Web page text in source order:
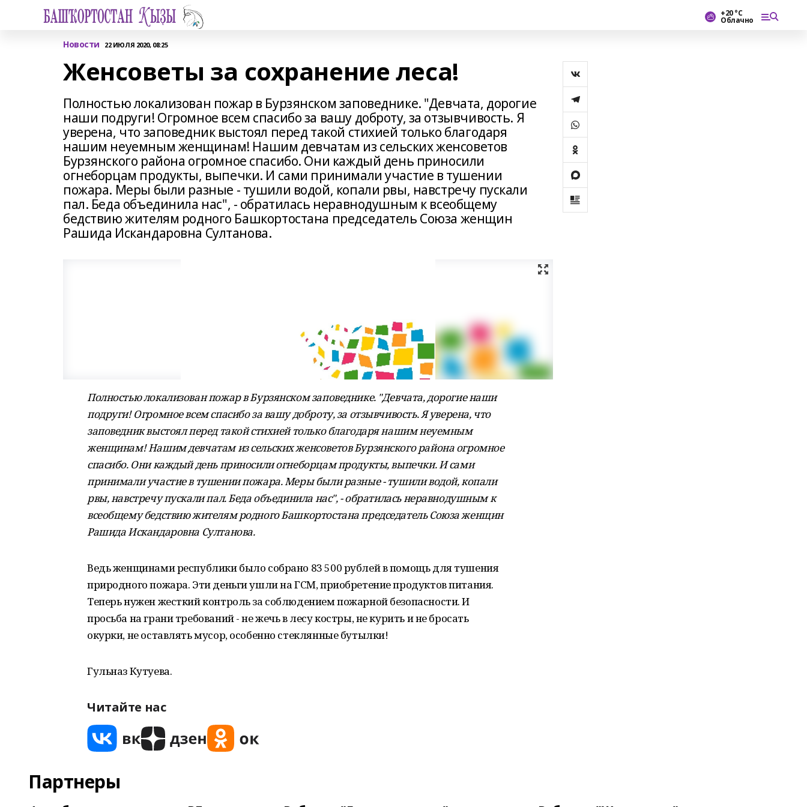
+20 °С
Облачно
Новости 22 ИЮЛЯ 2020, 08:25
Женсоветы за сохранение леса!
Полностью локализован пожар в Бурзянском заповеднике. "Девчата, дорогие
наши подруги! Огромное всем спасибо за вашу доброту, за отзывчивость. Я
уверена, что заповедник выстоял перед такой стихией только благодаря
нашим неуемным женщинам! Нашим девчатам из сельских женсоветов
Бурзянского района огромное спасибо. Они каждый день приносили
огнеборцам продукты, выпечки. И сами принимали участие в тушении
пожара. Меры были разные - тушили водой, копали рвы, навстречу пускали
пал. Беда объединила нас", - обратилась неравнодушным к всеобщему
бедствию жителям родного Башкортостана председатель Союза женщин
Рашида Искандаровна Султанова.
Полностью локализован пожар в Бурзянском заповеднике. "Девчата, дорогие наши
подруги! Огромное всем спасибо за вашу доброту, за отзывчивость. Я уверена, что
заповедник выстоял перед такой стихией только благодаря нашим неуемным
женщинам! Нашим девчатам из сельских женсоветов Бурзянского района огромное
спасибо. Они каждый день приносили огнеборцам продукты, выпечки. И сами
принимали участие в тушении пожара. Меры были разные - тушили водой, копали
рвы, навстречу пускали пал. Беда объединила нас", - обратилась неравнодушным к
всеобщему бедствию жителям родного Башкортостана председатель Союза женщин
Рашида Искандаровна Султанова.
Ведь женщинами республики было собрано 83 500 рублей в помощь для тушения
природного пожара. Эти деньги ушли на ГСМ, приобретение продуктов питания.
Теперь нужен жесткий контроль за соблюдением пожарной безопасности. И
просьба на грани требований - не жечь в лесу костры, не курить и не бросать
окурки, не оставлять мусор, особенно стеклянные бутылки!
Гульназ Кутуева.
Читайте нас
Партнеры